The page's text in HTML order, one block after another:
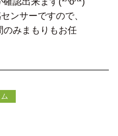
ンサーですので、
のみまもりもお任